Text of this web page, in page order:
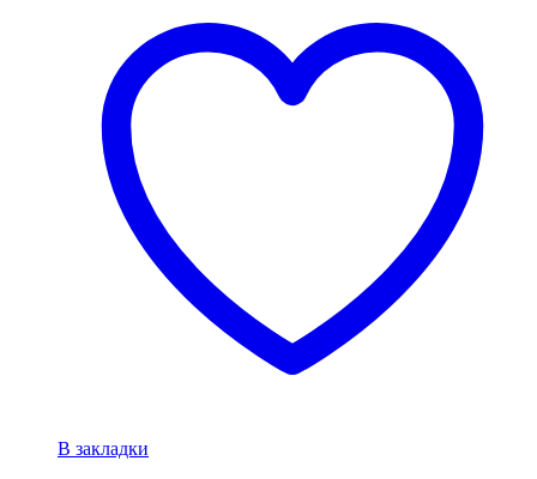
В закладки